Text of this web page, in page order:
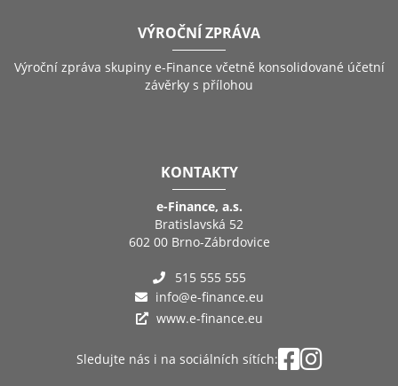
VÝROČNÍ ZPRÁVA
Výroční zpráva skupiny e-Finance včetně konsolidované účetní
závěrky s přílohou
KONTAKTY
e-Finance, a.s.
Bratislavská 52
602 00 Brno-Zábrdovice
515 555 555
info@e-finance.eu
www.e-finance.eu
Sledujte nás i na sociálních sítích: